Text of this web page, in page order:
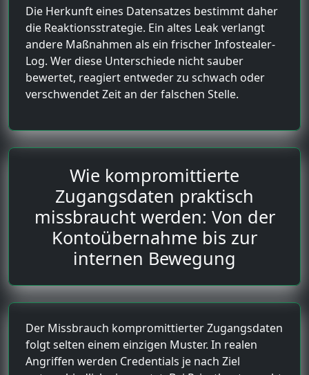
Die Herkunft eines Datensatzes bestimmt daher
die Reaktionsstrategie. Ein altes Leak verlangt
andere Maßnahmen als ein frischer Infostealer-
Log. Wer diese Unterschiede nicht sauber
bewertet, reagiert entweder zu schwach oder
verschwendet Zeit an der falschen Stelle.
Wie kompromittierte
Zugangsdaten praktisch
missbraucht werden: Von der
Kontoübernahme bis zur
internen Bewegung
Der Missbrauch kompromittierter Zugangsdaten
folgt selten einem einzigen Muster. In realen
Angriffen werden Credentials je nach Ziel